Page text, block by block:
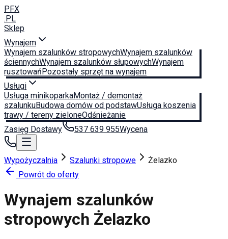
PFX
.PL
Sklep
Wynajem
Wynajem szalunków stropowychWynajem szalunków
ściennychWynajem szalunków słupowychWynajem
rusztowańPozostały sprzęt na wynajem
Usługi
Usługa minikoparkaMontaż / demontaż
szalunkuBudowa domów od podstawUsługa koszenia
trawy / tereny zieloneOdśnieżanie
Zasięg Dostawy
537 639 955Wycena
Wypożyczalnia Szalunki stropowe
Żelazko
Powrót do oferty
Wynajem szalunków
stropowych Żelazko